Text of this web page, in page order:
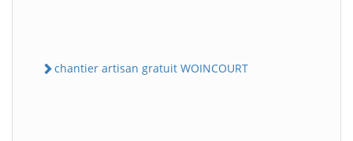
chantier artisan gratuit WOINCOURT